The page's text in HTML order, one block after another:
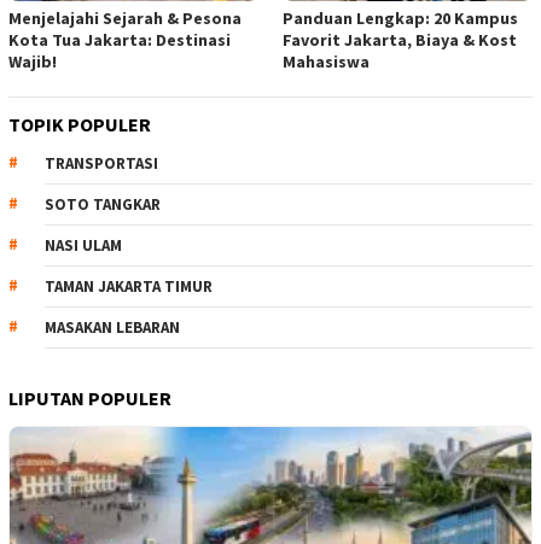
Menjelajahi Sejarah & Pesona
Kota Tua Jakarta: Destinasi
Wajib!
Panduan Lengkap: 20 Kampus
Favorit Jakarta, Biaya & Kost
Mahasiswa
TOPIK POPULER
TRANSPORTASI
SOTO TANGKAR
NASI ULAM
TAMAN JAKARTA TIMUR
MASAKAN LEBARAN
LIPUTAN POPULER